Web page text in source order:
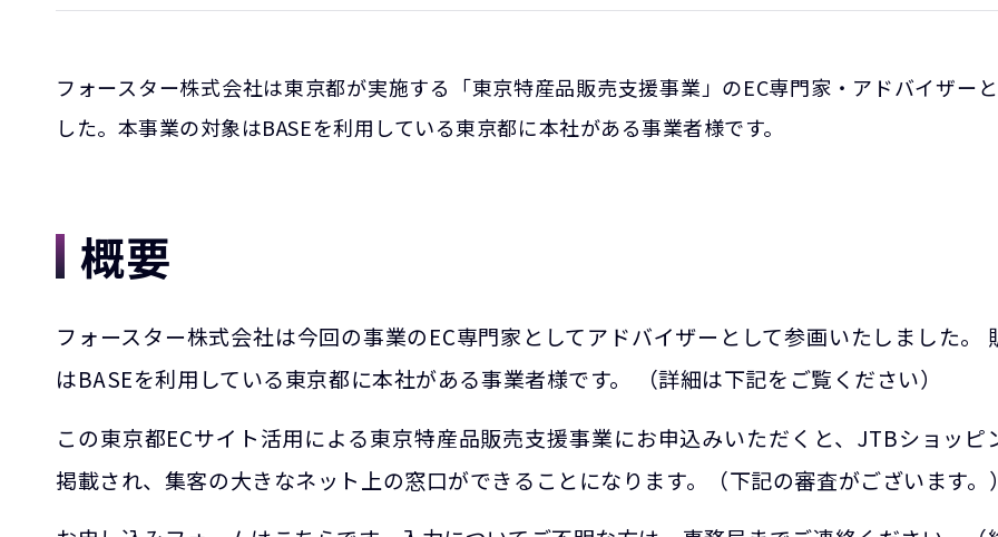
フォースター株式会社は東京都が実施する「東京特産品販売支援事業」のEC専門家・アドバイザー
した。本事業の対象はBASEを利用している東京都に本社がある事業者様です。
概要
フォースター株式会社は今回の事業のEC専門家としてアドバイザーとして参画いたしました。
はBASEを利用している東京都に本社がある事業者様です。 （詳細は下記をご覧ください）
この東京都ECサイト活用による東京特産品販売支援事業にお申込みいただくと、JTBショッピ
掲載され、集客の大きなネット上の窓口ができることになります。（下記の審査がございます。